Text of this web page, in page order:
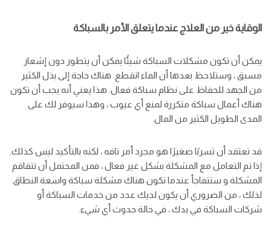
الوقاية خير من العلاج عندما يتعلق الأمر بالسباكة
يمكن أن تكون مشكلات السباكة شيئًا يمكن أن يتطور دون إشعار
مسبق ، وستلاحظ بعدها أن الماء انقطع. هناك حاجة إلى بذل الكثير
من الجهد للحفاظ على نظام سباكة فعال. هذا يعني أنه يجب أن تكون
هناك أعمال سباكة متكررة لمنع أي عيوب ، وهذا سيوفر لك على
المدى الطويل الكثير من المال.
قد تعتقد أن تسربًا صغيرًا هو مجرد أمر تافه ، لكنه بالتأكيد ليس كذلك.
إذا تم التعامل مع المشكلة بشكل غير فعال ، فمن المحتمل أن تتفاقم
المشكلة و ستتفاجأ عندما تكون هناك مشكلة سباكة واسعة النطاق.
لذلك ، من الضروري أن يكون لديك عدد من خدمات السباكة أو
شركات السباكة في يدك ، في حالة حدوث أي شيء.